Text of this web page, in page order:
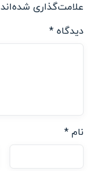
علامت‌گذاری شده‌اند
دیدگاه *
نام *